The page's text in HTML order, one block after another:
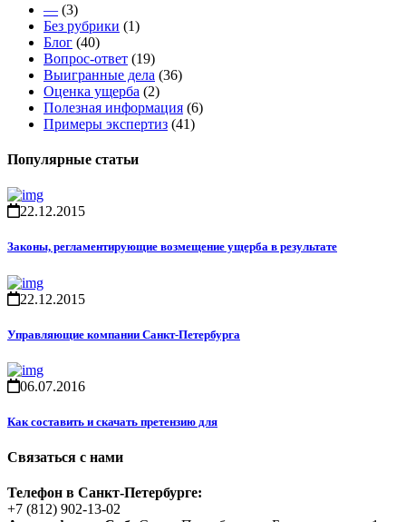
— (3)
Без рубрики (1)
Блог (40)
Вопрос-ответ (19)
Выигранные дела (36)
Оценка ущерба (2)
Полезная информация (6)
Примеры экспертиз (41)
Популярные статьи
22.12.2015
Законы, регламентирующие возмещение ущерба в результате
22.12.2015
Управляющие компании Санкт-Петербурга
06.07.2016
Как составить и скачать претензию для
Связаться с нами
Телефон в Санкт-Петербурге:
+7 (812) 902-13-02